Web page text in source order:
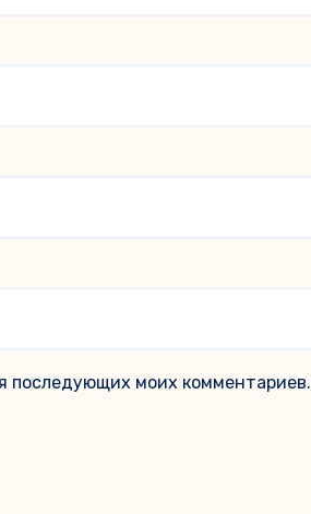
последующих моих комментариев.